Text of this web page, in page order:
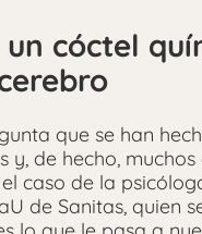
cóctel
que se han
y, de hecho,
caso de la
de Sanitas, quien